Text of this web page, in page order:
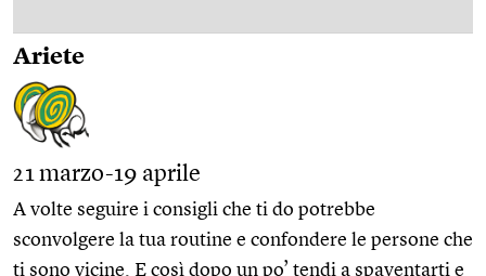
Ariete
21 marzo-19 aprile
A volte seguire i consigli che ti do potrebbe
sconvolgere la tua routine e confondere le persone che
ti sono vicine. E così dopo un po’ tendi a spaventarti e